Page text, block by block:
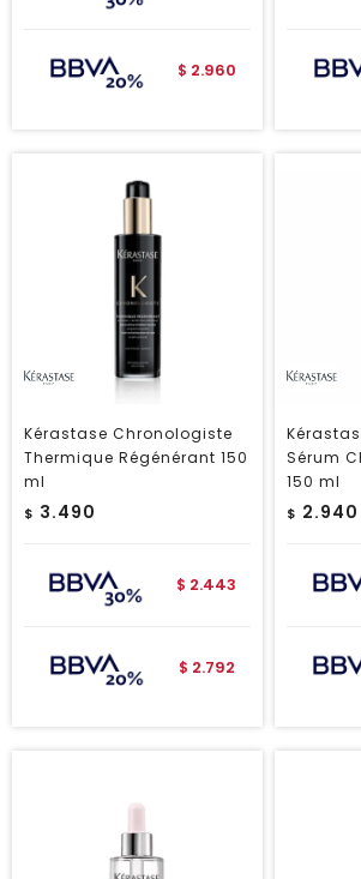
$ 2.960
Kérastase Chronologiste
Thermique Régénérant 150
ml
$ 3.490
$ 2.443
$ 2.792
Sérum
150 ml
$ 2.940